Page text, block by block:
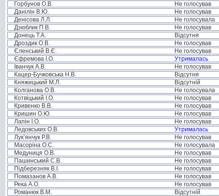
Горбунов О.В.
Не голосував
Данілін В.Ю.
Не голосував
Денісова Л.Л.
Не голосувала
Дзюблик П.В.
Не голосував
Донець Т.А.
Відсутня
Дроздик О.В.
Не голосував
Єленський В.Є.
Не голосував
Єфремова І.О.
Утрималась
Іванчук А.В.
Не голосував
Кацер-Бучковська Н.В.
Відсутня
Княжицький М.Л.
Відсутній
Колганова О.В.
Не голосувала
Котвіцький І.О.
Не голосував
Кривенко В.В.
Не голосував
Кришин О.Ю.
Не голосував
Лапін І.О.
Не голосував
Ледовських О.В.
Утрималась
Лук’янчук Р.В.
Не голосував
Масоріна О.С.
Не голосувала
Медуниця О.В.
Не голосував
Пашинський С.В.
Не голосував
Підберезняк В.І.
Не голосував
Помазанов А.В.
Не голосував
Река А.О.
Не голосував
Романюк В.М.
Відсутній